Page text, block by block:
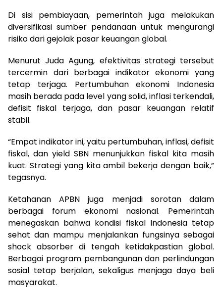
Di sisi pembiayaan, pemerintah juga melakukan
diversifikasi sumber pendanaan untuk mengurangi
risiko dari gejolak pasar keuangan global.
Menurut Juda Agung, efektivitas strategi tersebut
tercermin dari berbagai indikator ekonomi yang
tetap terjaga. Pertumbuhan ekonomi Indonesia
masih berada pada level yang solid, inflasi terkendali,
defisit fiskal terjaga, dan pasar keuangan relatif
stabil.
“Empat indikator ini, yaitu pertumbuhan, inflasi, defisit
fiskal, dan yield SBN menunjukkan fiskal kita masih
kuat. Strategi yang kita ambil bekerja dengan baik,”
tegasnya.
Ketahanan APBN juga menjadi sorotan dalam
berbagai forum ekonomi nasional. Pemerintah
menegaskan bahwa kondisi fiskal Indonesia tetap
sehat dan mampu menjalankan fungsinya sebagai
shock absorber di tengah ketidakpastian global.
Berbagai program pembangunan dan perlindungan
sosial tetap berjalan, sekaligus menjaga daya beli
masyarakat.